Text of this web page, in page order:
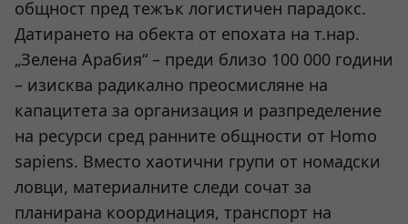
общност пред тежък логистичен парадокс.
Датирането на обекта от епохата на т.нар.
„Зелена Арабия“ – преди близо 100 000 години
– изисква радикално преосмисляне на
капацитета за организация и разпределение
на ресурси сред ранните общности от Homo
sapiens. Вместо хаотични групи от номадски
ловци, материалните следи сочат за
планирана координация, транспорт на